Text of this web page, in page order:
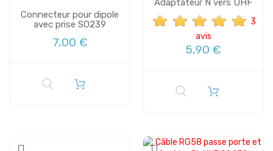
Connecteur pour dipole
avec prise SO239
7,00 €
Adaptateur N vers UHF
3
avis
5,90 €